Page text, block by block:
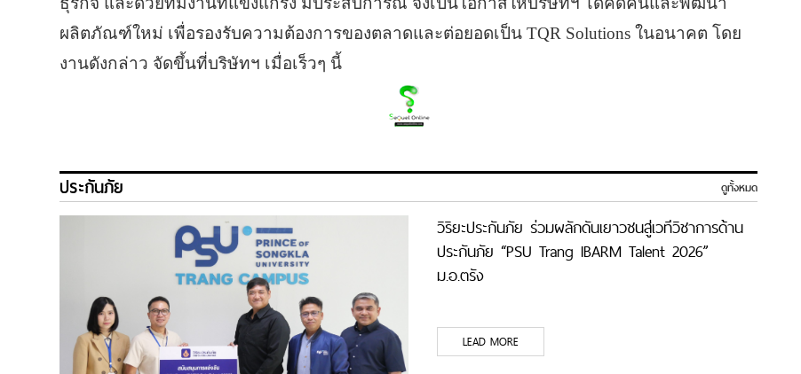
ผลิตภัณฑ์ใหม่ เพื่อรองรับความต้องการของตลาดและต่อยอดเป็น TQR Solutions ในอนาคต โดย
งานดังกล่าว จัดขึ้นที่บริษัทฯ เมื่อเร็วๆ นี้
ประกันภัย ดูทั้งหมด
วิริยะประกันภัย ร่วมผลักดันเยาวชนสู่เวทีวิชาการด้าน
ประกันภัย “PSU Trang IBARM Talent 2026”
ม.อ.ตรัง
LEAD MORE